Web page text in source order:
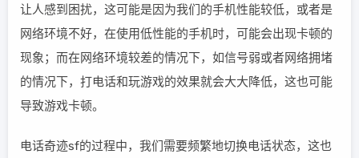
让人感到困扰，这可能是因为我们的手机性能较低，或者是
网络环境不好，在使用低性能的手机时，可能会出现卡顿的
现象；而在网络环境较差的情况下，如信号弱或者网络拥堵
的情况下，打电话和玩游戏的效果就会大大降低，这也可能
导致游戏卡顿。
电话奇迹sf的过程中，我们需要频繁地切换电话状态，这也